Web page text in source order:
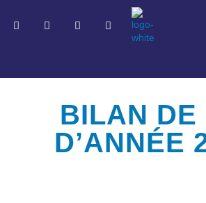
BILAN DE
D’ANNÉE